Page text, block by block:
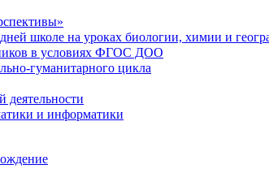
школе на уроках биологии, химии и
в условиях ФГОС ДОО
гуманитарного цикла
деятельности
и информатики